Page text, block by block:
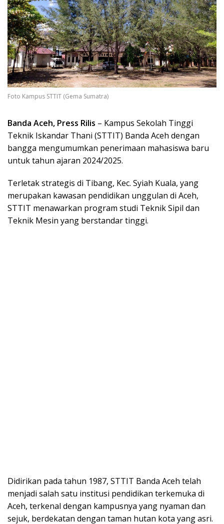
Foto Kampus STTIT (Gema Sumatra)
Banda Aceh, Press Rilis – Kampus Sekolah Tinggi
Teknik Iskandar Thani (STTIT) Banda Aceh dengan
bangga mengumumkan penerimaan mahasiswa baru
untuk tahun ajaran 2024/2025.
Terletak strategis di Tibang, Kec. Syiah Kuala, yang
merupakan kawasan pendidikan unggulan di Aceh,
STTIT menawarkan program studi Teknik Sipil dan
Teknik Mesin yang berstandar tinggi.
Didirikan pada tahun 1987, STTIT Banda Aceh telah
menjadi salah satu institusi pendidikan terkemuka di
Aceh, terkenal dengan kampusnya yang nyaman dan
sejuk, berdekatan dengan taman hutan kota yang asri.